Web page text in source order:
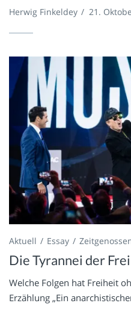
Herwig Finkeldey / 21.
Aktuell Essay
Die Tyrannei der
Welche Folgen hat Freiheit
Erzählung „Ein